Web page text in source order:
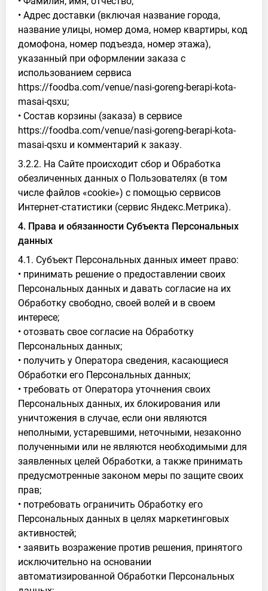
• Адрес доставки (включая название города,
название улицы, номер дома, номер квартиры, код
домофона, номер подъезда, номер этажа),
указанный при оформлении заказа с
использованием сервиса
https://foodba.com/venue/nasi-goreng-berapi-kota-
masai-qsxu;
• Состав корзины (заказа) в сервисе
https://foodba.com/venue/nasi-goreng-berapi-kota-
masai-qsxu и комментарий к заказу.
3.2.2. На Сайте происходит сбор и Обработка
обезличенных данных о Пользователях (в том
числе файлов «cookie») с помощью сервисов
Интернет-статистики (сервис Яндекс.Метрика).
4. Права и обязанности Субъекта Персональных
данных
4.1. Субъект Персональных данных имеет право:
• принимать решение о предоставлении своих
Персональных данных и давать согласие на их
Обработку свободно, своей волей и в своем
интересе;
• отозвать свое согласие на Обработку
Персональных данных;
• получить у Оператора сведения, касающиеся
Обработки его Персональных данных;
• требовать от Оператора уточнения своих
Персональных данных, их блокирования или
уничтожения в случае, если они являются
неполными, устаревшими, неточными, незаконно
полученными или не являются необходимыми для
заявленных целей Обработки, а также принимать
предусмотренные законом меры по защите своих
прав;
• потребовать ограничить Обработку его
Персональных данных в целях маркетинговых
активностей;
• заявить возражение против решения, принятого
исключительно на основании
автоматизированной Обработки Персональных